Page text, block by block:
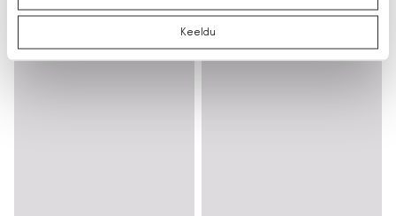
Keeldu